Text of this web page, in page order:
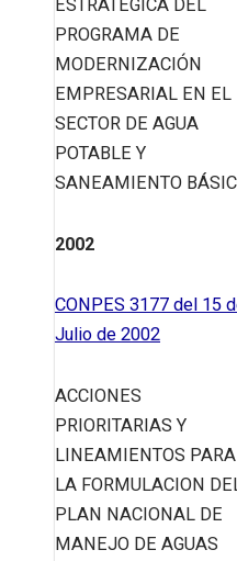
ESTRATÉGICA DEL
PROGRAMA DE
MODERNIZACIÓN
EMPRESARIAL EN EL
SECTOR DE AGUA
POTABLE Y
SANEAMIENTO
2002
CONPES 3177 del 15
Julio de 2002
ACCIONES
PRIORITARIAS Y
LINEAMIENTOS PARA
LA FORMULACION
PLAN NACIONAL DE
MANEJO DE AGUAS